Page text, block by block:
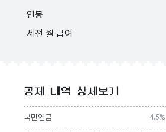
연봉
세전 월 급여
공제 내역 상세보기
국민연금 4.5%